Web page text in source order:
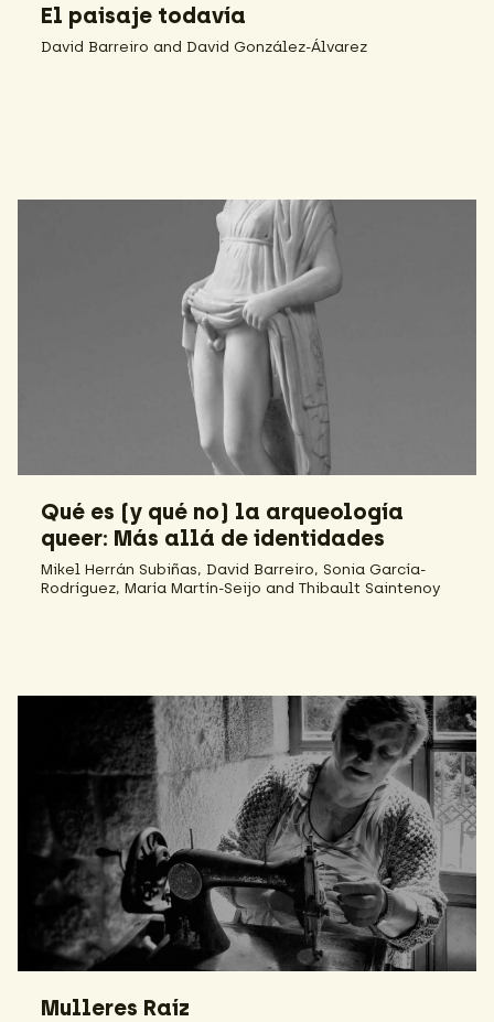
El paisaje todavía
David Barreiro and David González-Álvarez
Qué es (y qué no) la arqueología
queer: Más allá de identidades
Mikel Herrán Subiñas, David Barreiro, Sonia García-
Rodríguez, María Martín-Seijo and Thibault Saintenoy
Mulleres Raíz